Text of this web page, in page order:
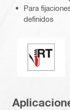
Para
definidos
Sellado